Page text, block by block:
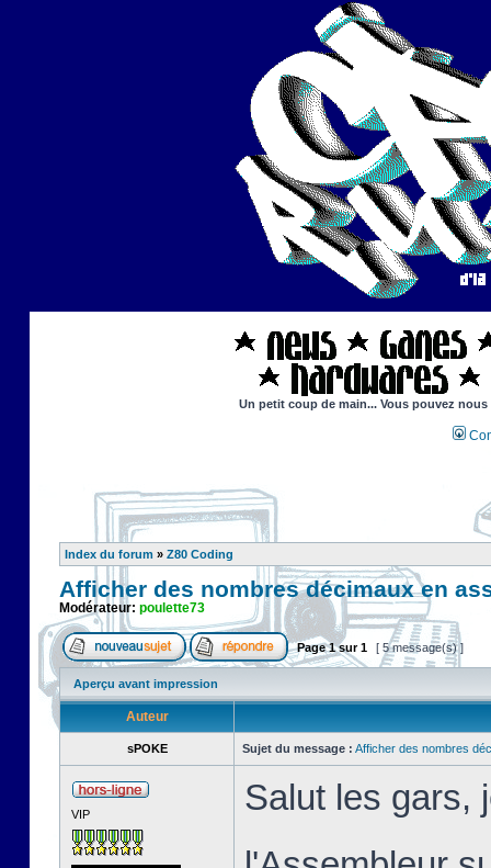
Un petit coup de main... Vous pouvez
Index du forum » Z80 Coding
Afficher des nombres décimaux en
Modérateur: poulette73
Page1sur1 [ 5 message(s) ]
Aperçu avant impression
Auteur
sPOKE Sujet du message : Afficher des nombres
VIP
Salut les gars,